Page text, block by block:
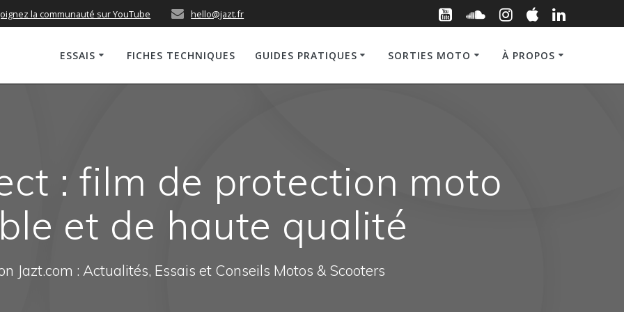
la communauté sur YouTube hello@jazt.fr
ESSAIS FICHES TECHNIQUES GUIDES PRATIQUES SORTIES MOTO À PROPOS
: film de protection moto
et de haute qualité
Jazt.com : Actualités, Essais et Conseils Motos & Scooters